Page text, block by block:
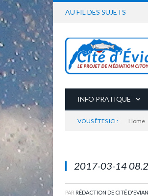
AU FIL DES SUJETS
INFO PRATIQUE
VOUS ÊTES ICI : Home
2017-03-14
PAR RÉDACTION DE CITÉ D'EVIAN